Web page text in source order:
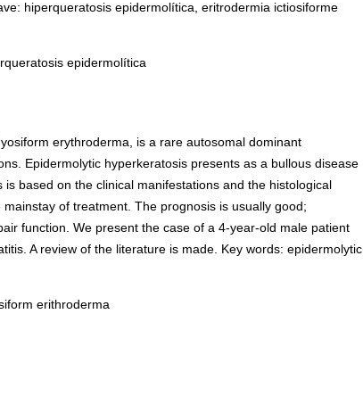
hiperqueratosis epidermolítica, eritrodermia ictiosiforme
epidermolítica
erythroderma, is a rare autosomal dominant
Epidermolytic hyperkeratosis presents as a bullous disease
based on the clinical manifestations and the histological
of treatment. The prognosis is usually good;
function. We present the case of a 4-year-old male patient
A review of the literature is made. Key words: epidermolytic
erithroderma